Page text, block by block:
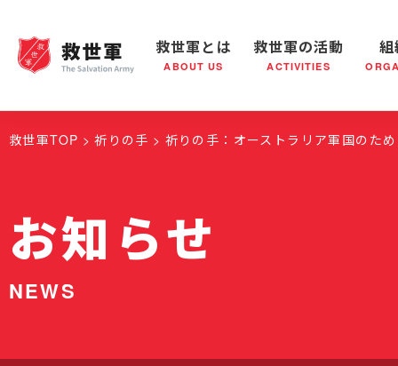
救世軍とは
ABOUT US
救世軍とは 世界が抱えている社会問題 救世軍
救世軍の活動
ACTIVITIES
救世軍の活動 社会鍋
組織概要
救世軍TOP 祈りの手 祈りの手：オーストラリア軍国のた
お知らせ
NEWS